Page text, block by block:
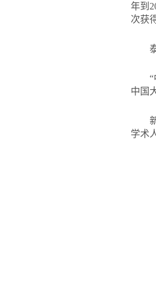
年到
次获
中国
学术